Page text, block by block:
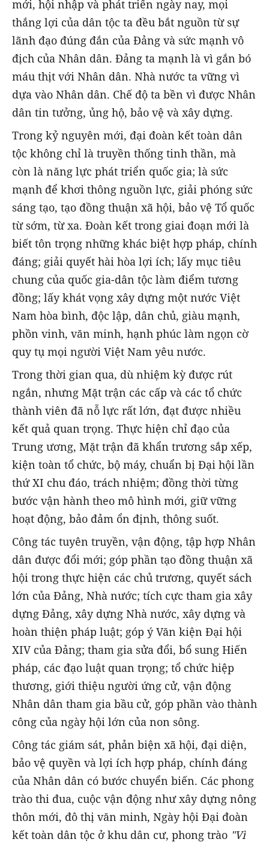
mới, hội nhập và phát triển ngày nay, mọi
thắng lợi của dân tộc ta đều bắt nguồn từ sự
lãnh đạo đúng đắn của Đảng và sức mạnh vô
địch của Nhân dân. Đảng ta mạnh là vì gắn bó
máu thịt với Nhân dân. Nhà nước ta vững vì
dựa vào Nhân dân. Chế độ ta bền vì được Nhân
dân tin tưởng, ủng hộ, bảo vệ và xây dựng.
Trong kỷ nguyên mới, đại đoàn kết toàn dân
tộc không chỉ là truyền thống tinh thần, mà
còn là năng lực phát triển quốc gia; là sức
mạnh để khơi thông nguồn lực, giải phóng sức
sáng tạo, tạo đồng thuận xã hội, bảo vệ Tổ quốc
từ sớm, từ xa. Đoàn kết trong giai đoạn mới là
biết tôn trọng những khác biệt hợp pháp, chính
đáng; giải quyết hài hòa lợi ích; lấy mục tiêu
chung của quốc gia-dân tộc làm điểm tương
đồng; lấy khát vọng xây dựng một nước Việt
Nam hòa bình, độc lập, dân chủ, giàu mạnh,
phồn vinh, văn minh, hạnh phúc làm ngọn cờ
quy tụ mọi người Việt Nam yêu nước.
Trong thời gian qua, dù nhiệm kỳ được rút
ngắn, nhưng Mặt trận các cấp và các tổ chức
thành viên đã nỗ lực rất lớn, đạt được nhiều
kết quả quan trọng. Thực hiện chỉ đạo của
Trung ương, Mặt trận đã khẩn trương sắp xếp,
kiện toàn tổ chức, bộ máy, chuẩn bị Đại hội lần
thứ XI chu đáo, trách nhiệm; đồng thời từng
bước vận hành theo mô hình mới, giữ vững
hoạt động, bảo đảm ổn định, thông suốt.
Công tác tuyên truyền, vận động, tập hợp Nhân
dân được đổi mới; góp phần tạo đồng thuận xã
hội trong thực hiện các chủ trương, quyết sách
lớn của Đảng, Nhà nước; tích cực tham gia xây
dựng Đảng, xây dựng Nhà nước, xây dựng và
hoàn thiện pháp luật; góp ý Văn kiện Đại hội
XIV của Đảng; tham gia sửa đổi, bổ sung Hiến
pháp, các đạo luật quan trọng; tổ chức hiệp
thương, giới thiệu người ứng cử, vận động
Nhân dân tham gia bầu cử, góp phần vào thành
công của ngày hội lớn của non sông.
Công tác giám sát, phản biện xã hội, đại diện,
bảo vệ quyền và lợi ích hợp pháp, chính đáng
của Nhân dân có bước chuyển biến. Các phong
trào thi đua, cuộc vận động như xây dựng nông
thôn mới, đô thị văn minh, Ngày hội Đại đoàn
kết toàn dân tộc ở khu dân cư, phong trào "Vì